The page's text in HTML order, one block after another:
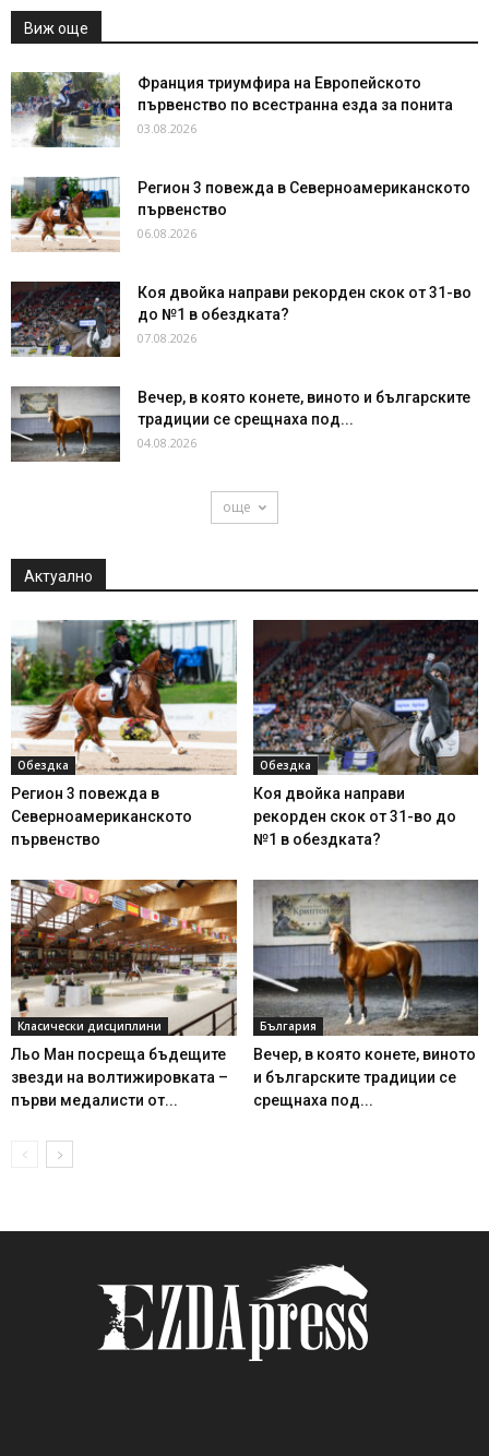
Виж още
Франция триумфира на Европейското
първенство по всестранна езда за понита
03.08.2026
Регион 3 повежда в Северноамериканското
първенство
06.08.2026
Коя двойка направи рекорден скок от 31-во
до №1 в обездката?
07.08.2026
Вечер, в която конете, виното и българските
традиции се срещнаха под...
04.08.2026
още
Актуално
Обездка
Регион 3 повежда в
Северноамериканското
първенство
Обездка
Коя двойка направи
рекорден скок от 31-во до
№1 в обездката?
Класически дисциплини
Льо Ман посреща бъдещите
звезди на волтижировката –
първи медалисти от...
България
Вечер, в която конете, виното
и българските традиции се
срещнаха под...